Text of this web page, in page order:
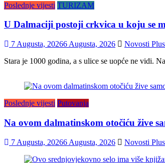
Poslednje vijesti TURIZAM
U Dalmaciji postoji crkvica u koju se
7 Augusta, 20266 Augusta, 2026 Novosti Plus
Stara je 1000 godina, a s ulice se uopće ne vidi.
Poslednje vijesti Putovanja
Na ovom dalmatinskom otočiću žive
7 Augusta, 20266 Augusta, 2026 Novosti Plus